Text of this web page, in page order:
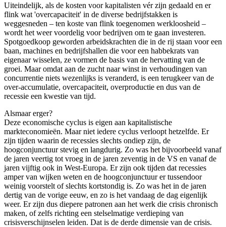
Uiteindelijk, als de kosten voor kapitalisten vér zijn gedaald en er
flink wat 'overcapaciteit' in de diverse bedrijfstakken is
weggesneden – ten koste van flink toegenomen werkloosheid –
wordt het weer voordelig voor bedrijven om te gaan investeren.
Spotgoedkoop geworden arbeidskrachten die in de rij staan voor een
baan, machines en bedrijfshallen die voor een habbekrats van
eigenaar wisselen, ze vormen de basis van de hervatting van de
groei. Maar omdat aan de zucht naar winst in verhoudingen van
concurrentie niets wezenlijks is veranderd, is een terugkeer van de
over-accumulatie, overcapaciteit, overproductie en dus van de
recessie een kwestie van tijd.
Alsmaar erger?
Deze economische cyclus is eigen aan kapitalistische
markteconomieën. Maar niet iedere cyclus verloopt hetzelfde. Er
zijn tijden waarin de recessies slechts ondiep zijn, de
hoogconjunctuur stevig en langdurig. Zo was het bijvoorbeeld vanaf
de jaren veertig tot vroeg in de jaren zeventig in de VS en vanaf de
jaren vijftig ook in West-Europa. Er zijn ook tijden dat recessies
amper van wijken weten en de hoogconjunctuur er tussendoor
weinig voorstelt of slechts kortstondig is. Zo was het in de jaren
dertig van de vorige eeuw, en zo is het vandaag de dag eigenlijk
weer. Er zijn dus diepere patronen aan het werk die crisis chronisch
maken, of zelfs richting een stelselmatige verdieping van
crisisverschijnselen leiden. Dat is de derde dimensie van de crisis.